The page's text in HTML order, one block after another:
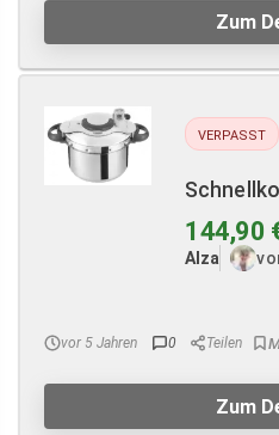
Zum
VERPASST
144,90
Alza
vor 5 Jahren 0 Teilen
Zum